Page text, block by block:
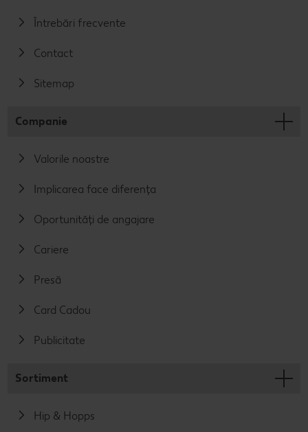
Întrebări frecvente
Contact
Sitemap
Companie
Valorile noastre
Implicarea face diferența
Oportunități de angajare
Cariere
Presă
Card Cadou
Publicitate
Sortiment
Hip & Hopps